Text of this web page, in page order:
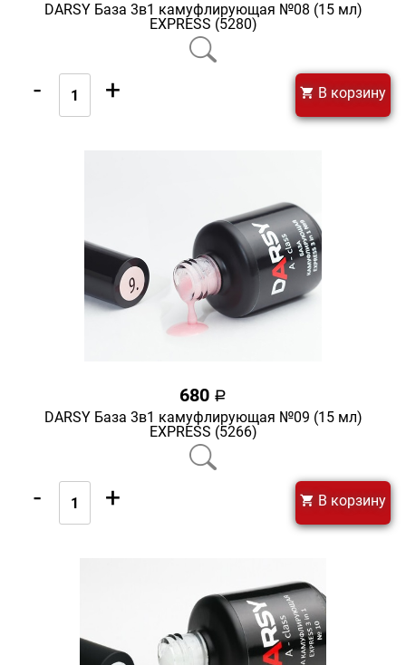
DARSY База 3в1 камуфлирующая №08 (15 мл)
EXPRESS (5280)
- + В корзину
680 a
DARSY База 3в1 камуфлирующая №09 (15 мл)
EXPRESS (5266)
- + В корзину